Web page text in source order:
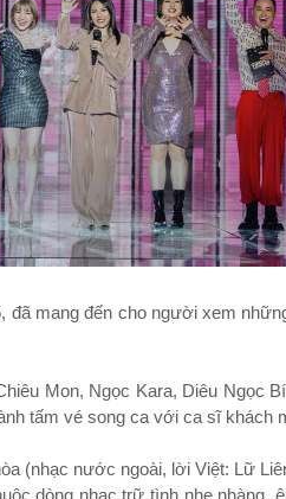
đã mang đến cho người xem
Mon, Ngọc Kara, Diêu Ngọc
tấm vé song ca với ca sĩ khách
(nhạc nước ngoài, lời Việt: Lữ
dòng nhạc trữ tình nhẹ nhàng,